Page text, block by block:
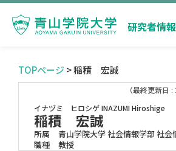
研究者情報
TOPページ > 稲積 宏誠
（最終更新日
イナヅミ ヒロシゲINAZUMI Hiroshige
稲積 宏誠
所属
青山学院大学 社会情報学部 社会
職種
教授